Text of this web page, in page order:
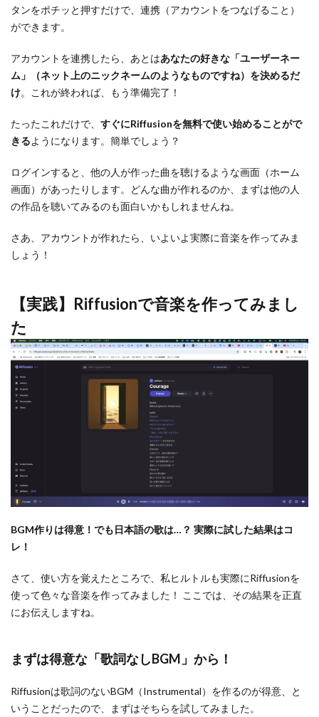
タンをポチッと押すだけで、連携（アカウントをつなげること）
ができます。
アカウントを連携したら、あとはあなたの好きな「ユーザーネー
ム」（ネット上のニックネームのようなものですね）を決めるだ
け。これが終われば、もう準備完了！
たったこれだけで、 すぐにRiffusionを無料で使い始めることがで
きるようになります。簡単でしょう？
ログインすると、他の人が作った曲を聴けるような画面（ホーム
画面）があったりします。どんな曲が作れるのか、まずは他の人
の作品を聴いてみるのも面白いかもしれませんね。
さあ、アカウントが作れたら、いよいよ実際に音楽を作ってみま
しょう！
【実践】Riffusionで音楽を作ってみまし
た
BGM作りは得意！でも日本語の歌は…？ 実際に試した結果はコ
レ！
さて、使い方を覚えたところで、私ヒルトルも実際にRiffusionを
使って色々な音楽を作ってみました！ ここでは、その結果を正直
にお伝えしますね。
まずは得意な「歌詞なしBGM」から！
Riffusionは歌詞のないBGM（Instrumental）を作るのが得意、と
いうことだったので、まずはそちらを試してみました。